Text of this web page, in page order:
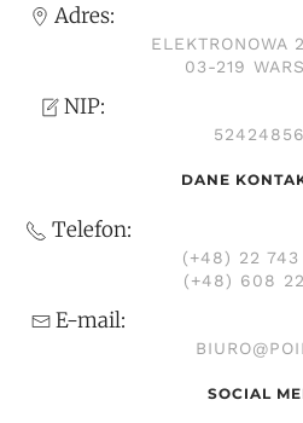
Adres:
ELEKTRONOWA
03-219
NIP:
DANE
Telefon:
(+48) 22
(+48) 608
E-mail:
SOCIAL